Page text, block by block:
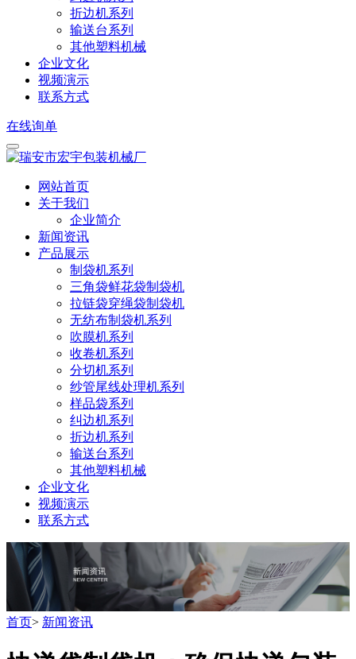
折边机系列
输送台系列
其他塑料机械
企业文化
视频演示
联系方式
在线询单
网站首页
关于我们
企业简介
新闻资讯
产品展示
制袋机系列
三角袋鲜花袋制袋机
拉链袋穿绳袋制袋机
无纺布制袋机系列
吹膜机系列
收卷机系列
分切机系列
纱管尾线处理机系列
样品袋系列
纠边机系列
折边机系列
输送台系列
其他塑料机械
企业文化
视频演示
联系方式
首页> 新闻资讯